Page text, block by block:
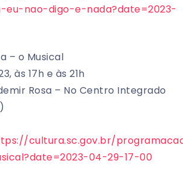
eu-nao-digo-e-nada?date=2023-
– o Musical
às 17h e às 21h
Rosa – No Centro Integrado
cultura.sc.gov.br/
04-29-17-00